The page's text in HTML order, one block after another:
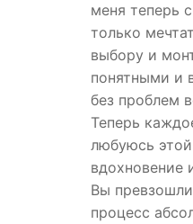
меня теперь
только
выбору и
понятными и
без проблем
Теперь
любуюсь
вдохновение
Вы
процесс